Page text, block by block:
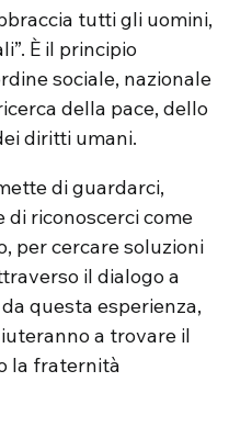
tutti gli uomini,
È il principio
sociale, nazionale
della pace, dello
diritti umani.
di guardarci,
di riconoscerci come
per cercare soluzioni
il dialogo a
questa esperienza,
a trovare il
la fraternità